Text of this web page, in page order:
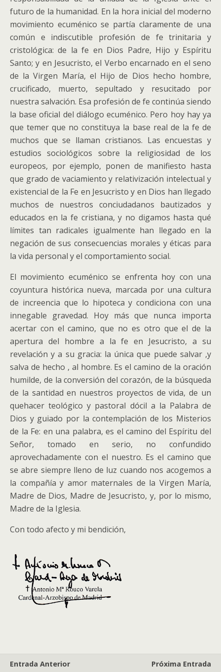
futuro de la humanidad. En la hora inicial del moderno
movimiento ecuménico se partía claramente de una
común e indiscutible profesión de fe trinitaria y
cristológica: de la fe en Dios Padre, Hijo y Espíritu
Santo; y en Jesucristo, el Verbo encarnado en el seno
de la Virgen María, el Hijo de Dios hecho hombre,
crucificado, muerto, sepultado y resucitado por
nuestra salvación. Esa profesión de fe continúa siendo
la base oficial del diálogo ecuménico. Pero hoy hay ya
que temer que no constituya la base real de la fe de
muchos que se llaman cristianos. Las encuestas y
estudios sociológicos sobre la religiosidad de los
europeos, por ejemplo, ponen de manifiesto hasta
que grado de vaciamiento y relativización intelectual y
existencial de la Fe en Jesucristo y en Dios han llegado
muchos de nuestros conciudadanos bautizados y
educados en la fe cristiana, y no digamos hasta qué
límites tan radicales igualmente han llegado en la
negación de sus consecuencias morales y éticas para
la vida personal y el comportamiento social.
El movimiento ecuménico se enfrenta hoy con una
coyuntura histórica nueva, marcada por una cultura
de increencia que lo hipoteca y condiciona con una
innegable gravedad. Hoy más que nunca importa
acertar con el camino, que no es otro que el de la
apertura del hombre a la fe en Jesucristo, a su
revelación y a su gracia: la única que puede salvar ,y
salva de hecho , al hombre. Es el camino de la oración
humilde, de la conversión del corazón, de la búsqueda
de la santidad en nuestros proyectos de vida, de un
quehacer teológico y pastoral dócil a la Palabra de
Dios y guiado por la contemplación de los Misterios
de la Fe: en una palabra, es el camino del Espíritu del
Señor, tomado en serio, no confundido
aprovechadamente con el nuestro. Es el camino que
se abre siempre lleno de luz cuando nos acogemos a
la compañía y amor maternales de la Virgen María,
Madre de Dios, Madre de Jesucristo, y, por lo mismo,
Madre de la Iglesia.
Con todo afecto y mi bendición,
Entrada Anterior
Próxima Entrada